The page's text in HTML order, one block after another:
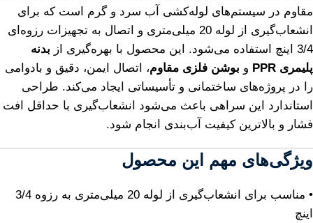
مقاوم در سیستم‌های لوله‌کشی آب سرد و گرم است که برای
انشعاب‌گیری از لوله 20 میلی‌متری و اتصال به تجهیزات رزوه‌ای
3/4 اینچ استفاده می‌شود. این محصول با بهره‌گیری از
بدنه
پلیمری PPR
و بوشن فلزی مقاوم، اتصال ایمن، دقیق و بادوامی
را در پروژه‌های ساختمانی و تأسیساتی ایجاد می‌کند. طراحی
استاندارد این سراهی باعث می‌شود انشعاب‌گیری با حداقل افت
فشار و بالاترین کیفیت آب‌بندی انجام شود.
ویژگی‌های مهم این محصول
• مناسب برای انشعاب‌گیری از لوله 20 میلی‌متری به رزوه 3/4
اینچ